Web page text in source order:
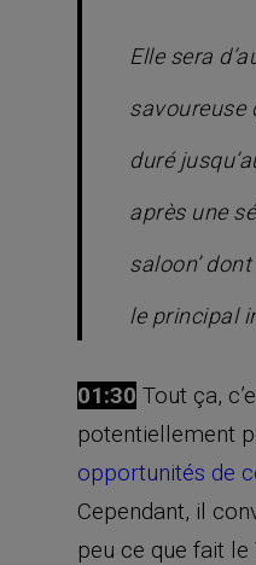
Elle sera
savoureuse
duré
après une
saloon’
le principal
01:30 Tout ça,
potentiellement
opportunités de
Cependant, il
peu ce que fait le